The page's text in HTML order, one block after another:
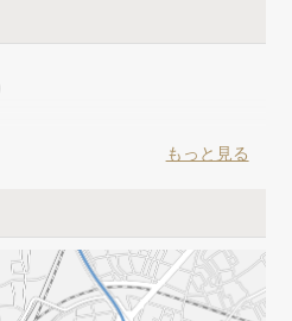
ョップ
もっと見る